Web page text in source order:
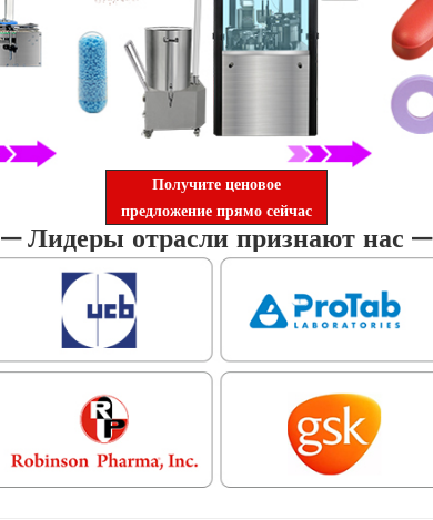
Получите ценовое
предложение прямо сейчас
— Лидеры отрасли признают нас —